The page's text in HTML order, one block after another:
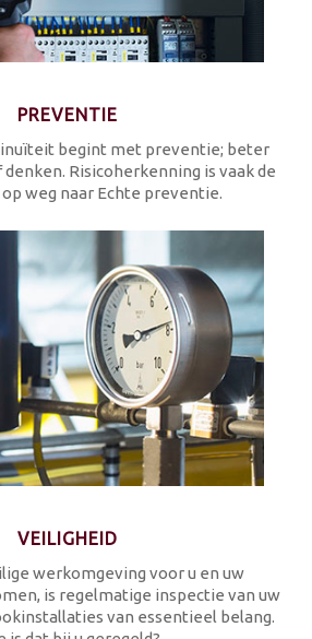
PREVENTIE
begint met preventie; beter
Risicoherkenning is vaak de
weg naar Echte preventie.
VEILIGHEID
werkomgeving voor u en uw
is regelmatige inspectie van uw
van essentieel belang.